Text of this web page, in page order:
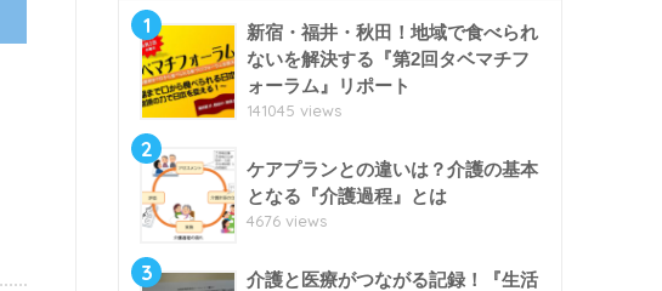
1
新宿・福井・秋田！地域で食べられ
ないを解決する『第2回タベマチフ
ォーラム』リポート
141045 views
2
ケアプランとの違いは？介護の基本
となる『介護過程』とは
4676 views
3
介護と医療がつながる記録！『生活